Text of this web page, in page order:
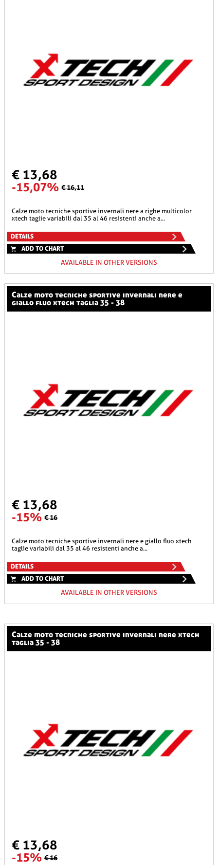
€ 13,68
-15,07% € 16,11
calze moto tecniche sportive invernali nere a righe multicolor
xtech taglie variabili dal 35 al 46 resistenti anche a...
DETAILS
ADD TO CHART
AVAILABLE IN OTHER VERSIONS
calze moto tecniche sportive invernali nere e
giallo fluo xtech taglia 35 - 38
€ 13,68
-15% € 16
calze moto tecniche sportive invernali nere e giallo fluo xtech
taglie variabili dal 35 al 46 resistenti anche a...
DETAILS
ADD TO CHART
AVAILABLE IN OTHER VERSIONS
calze moto tecniche sportive invernali nere xtech
taglia 35 - 38
€ 13,68
-15% € 16